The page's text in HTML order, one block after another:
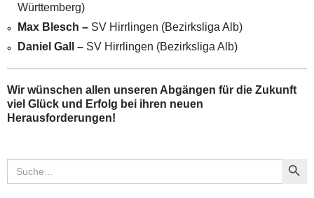
Württemberg)
Max Blesch – SV Hirrlingen (Bezirksliga Alb)
Daniel Gall – SV Hirrlingen (Bezirksliga Alb)
Wir wünschen allen unseren Abgängen für die Zukunft
viel Glück und Erfolg bei ihren neuen
Herausforderungen!
Search
for:
Search Button